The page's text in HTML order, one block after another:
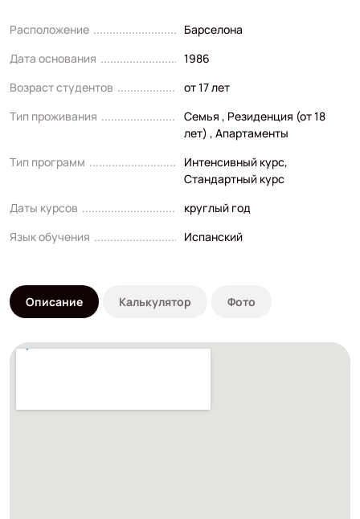
Расположение
Барселона
Дата основания
1986
Возраст студентов
от 17 лет
Тип проживания
Семья , Резиденция (от 18
лет) , Апартаменты
Тип программ
Интенсивный курс,
Стандартный курс
Даты курсов
круглый год
Язык обучения
Испанский
Описание Калькулятор Фото